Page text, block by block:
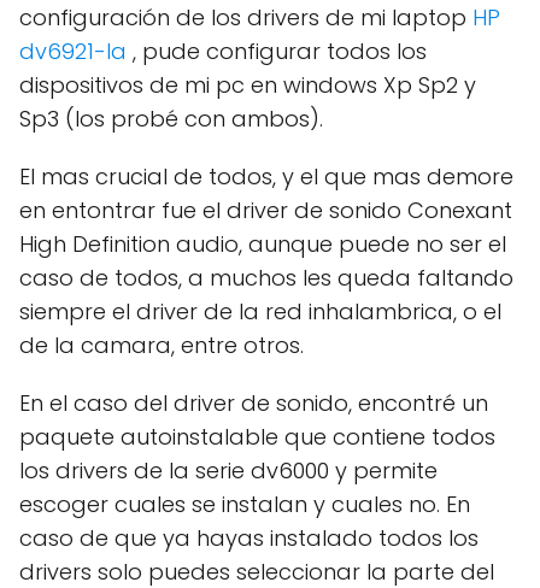
configuración de los drivers de mi laptop HP
dv6921-la , pude configurar todos los
dispositivos de mi pc en windows Xp Sp2 y
Sp3 (los probé con ambos).
El mas crucial de todos, y el que mas demore
en entontrar fue el driver de sonido Conexant
High Definition audio, aunque puede no ser el
caso de todos, a muchos les queda faltando
siempre el driver de la red inhalambrica, o el
de la camara, entre otros.
En el caso del driver de sonido, encontré un
paquete autoinstalable que contiene todos
los drivers de la serie dv6000 y permite
escoger cuales se instalan y cuales no. En
caso de que ya hayas instalado todos los
drivers solo puedes seleccionar la parte del